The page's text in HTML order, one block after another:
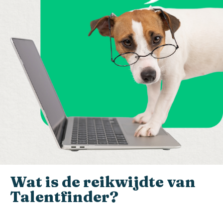
Wat is dereikwijdte van
Talentfinder?